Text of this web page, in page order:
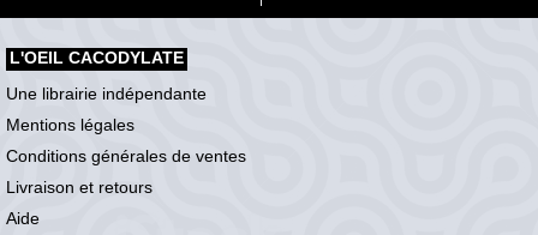
L'OEIL CACODYLATE
Une librairie indépendante
Mentions légales
Conditions générales de ventes
Livraison et retours
Aide